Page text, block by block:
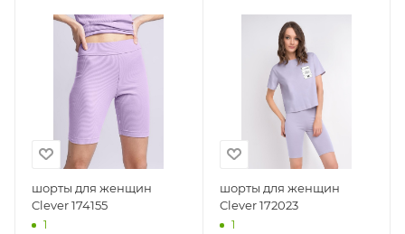
шорты для женщин
Clever 174155
1
шорты для женщин
Clever 172023
1